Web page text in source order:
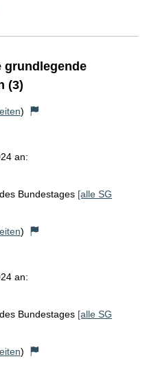
grundlegende
(3)
)
an:
Bundestages [alle SG
)
an:
Bundestages [alle SG
)